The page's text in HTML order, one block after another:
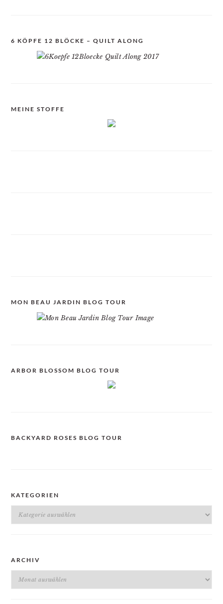
6 KÖPFE 12 BLÖCKE – QUILT ALONG
MEINE STOFFE
MON BEAU JARDIN BLOG TOUR
ARBOR BLOSSOM BLOG TOUR
BACKYARD ROSES BLOG TOUR
KATEGORIEN
Kategorien
ARCHIV
Archiv